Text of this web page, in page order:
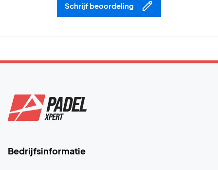
Schrijf beoordeling
Bedrijfsinformatie